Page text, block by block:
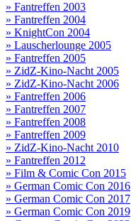
» Fantreffen 2003
» Fantreffen 2004
» KnightCon 2004
» Lauscherlounge 2005
» Fantreffen 2005
» ZidZ-Kino-Nacht 2005
» ZidZ-Kino-Nacht 2006
» Fantreffen 2006
» Fantreffen 2007
» Fantreffen 2008
» Fantreffen 2009
» ZidZ-Kino-Nacht 2010
» Fantreffen 2012
» Film & Comic Con 2015
» German Comic Con 2016
» German Comic Con 2017
» German Comic Con 2019